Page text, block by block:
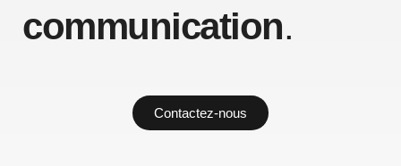
communication.
Contactez-nous